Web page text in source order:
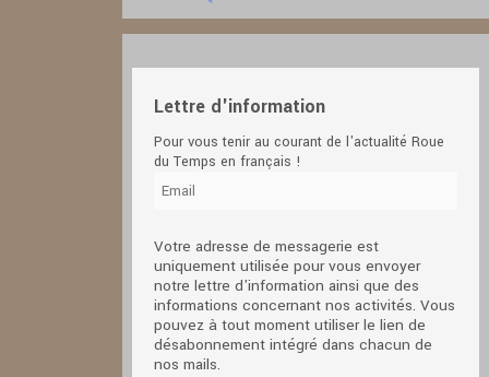
Lettre d'information
Pour vous tenir au courant de l'actualité Roue
du Temps en français !
Votre adresse de messagerie est
uniquement utilisée pour vous envoyer
notre lettre d'information ainsi que des
informations concernant nos activités. Vous
pouvez à tout moment utiliser le lien de
désabonnement intégré dans chacun de
nos mails.